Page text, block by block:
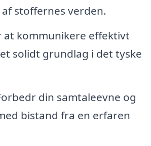
stoffernes verden.
at kommunikere effektivt
solidt grundlag i det tyske
din samtaleevne og
bistand fra en erfaren